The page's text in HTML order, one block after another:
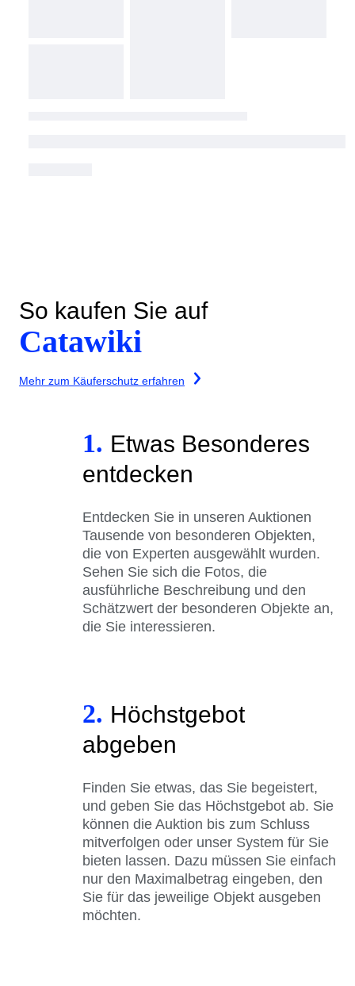
So kaufen Sie auf
Catawiki
Mehr zum Käuferschutz erfahren
1. Etwas Besonderes
entdecken
Entdecken Sie in unseren Auktionen
Tausende von besonderen Objekten,
die von Experten ausgewählt wurden.
Sehen Sie sich die Fotos, die
ausführliche Beschreibung und den
Schätzwert der besonderen Objekte an,
die Sie interessieren.
2. Höchstgebot
abgeben
Finden Sie etwas, das Sie begeistert,
und geben Sie das Höchstgebot ab. Sie
können die Auktion bis zum Schluss
mitverfolgen oder unser System für Sie
bieten lassen. Dazu müssen Sie einfach
nur den Maximalbetrag eingeben, den
Sie für das jeweilige Objekt ausgeben
möchten.